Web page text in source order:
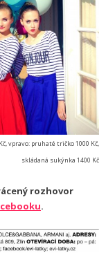
vpravo: pruhaté tričko 1000 Kč,
skládaná sukýnka 1400 Kč
rozhovor
.